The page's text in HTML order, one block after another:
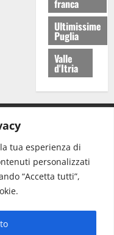
tua esperienza di
personalizzati
“Accetta tutti”,
franca
Ultimissime
Puglia
Valle
d'Itria